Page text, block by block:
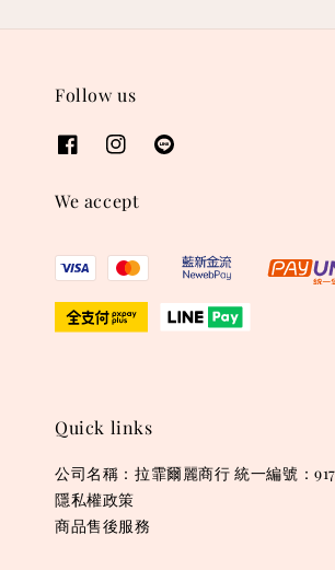
Follow us
We accept
Quick links
公司名稱：拉霏爾麗商行 統一編號：
隱私權政策
商品售後服務